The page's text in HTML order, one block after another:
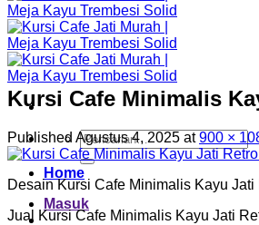
Pencarian
untuk:
Home
Masuk
Kursi Cafe Minimalis
Published Agustus 4, 2025 at900 ×
Desain Kursi Cafe Minimalis Kayu
Jual Kursi Cafe Minimalis Kayu Jati